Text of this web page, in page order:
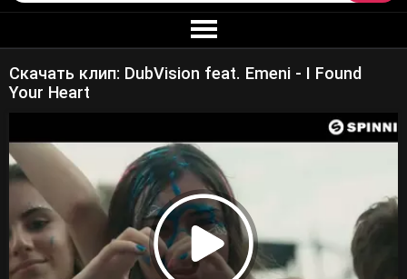
Скачать клип: DubVision feat. Emeni - I Found
Your Heart